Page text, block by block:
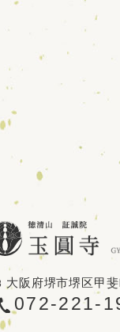
大阪府堺市堺区甲
072-221-